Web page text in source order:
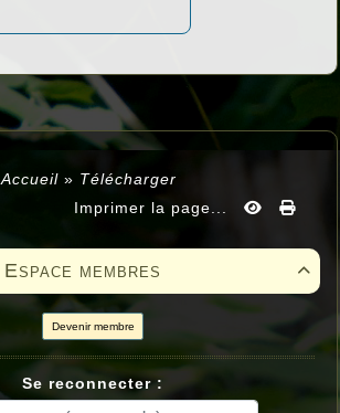
Accueil » Télécharger
Imprimer la page...

Espace membres
Devenir membre
Se reconnecter :